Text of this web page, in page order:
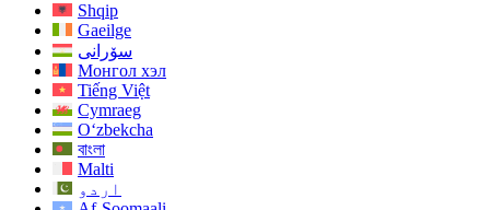
Shqip
Gaeilge
سۆرانی
Монгол хэл
Tiếng Việt
Cymraeg
O‘zbekcha
বাংলা
Malti
اردو